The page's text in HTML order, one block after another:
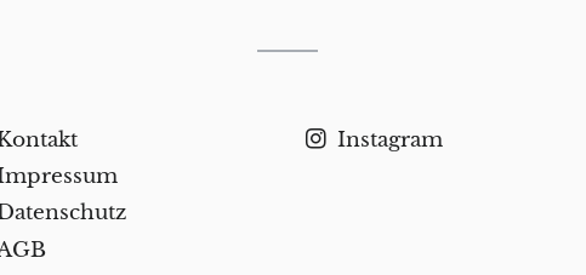
Instagram